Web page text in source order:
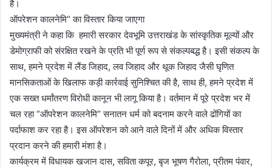
है।
ऑपरेशन कालनेमि“ का विस्तार किया जाएगा
मुख्यमंत्री ने कहा कि हमारी सरकार देवभूमि उत्तराखंड के सांस्कृतिक मूल्यों और
डेमोग्राफी को संरक्षित रखने के प्रति भी पूर्ण रूप से संकल्पबद्ध है। इसी संकल्प के
साथ, हमने प्रदेश में लैंड जिहाद, लव जिहाद और थूक जिहाद जैसी घृणित
मानसिकताओं के खिलाफ कड़ी कार्रवाई सुनिश्चित की है, साथ ही, हमने प्रदेश में
एक सख्त धर्मांतरण विरोधी कानून भी लागू किया है। वर्तमान में पूरे प्रदेश भर में
चल रहा “ऑपरेशन कालनेमि“ सनातन धर्म को बदनाम करने वाले ढोंगियों का
पर्दाफाश कर रहा है। इस ऑपरेशन को आने वाले दिनों में और अधिक विस्तार
प्रदान करने की हमारी मंशा है।
कार्यक्रम में विधायक खजान दास, सविता कपूर, बृज भूषण गैरोला, प्रीतम पंवार,